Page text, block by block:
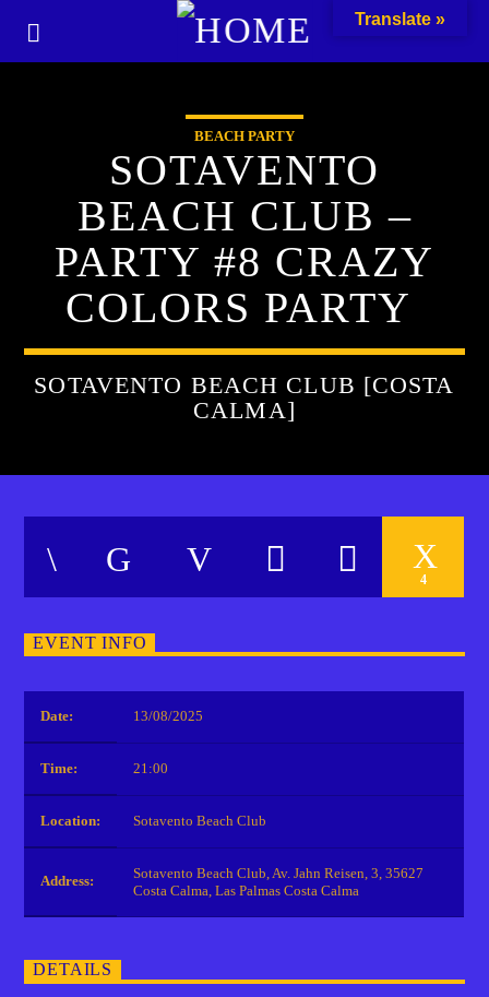
BEACH PARTY
SOTAVENTO
BEACH CLUB –
PARTY #8 CRAZY
COLORS PARTY
SOTAVENTO BEACH CLUB [COSTA
CALMA]
4
EVENT INFO
Date: 13/08/2025
Time: 21:00
Location: Sotavento Beach Club
Address:
Sotavento Beach Club, Av. Jahn Reisen, 3, 35627
Costa Calma, Las Palmas Costa Calma
DETAILS
Translate »